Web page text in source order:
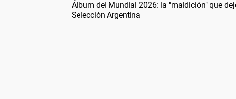
Álbum del Mundial 2026: la "maldición" que
Selección Argentina